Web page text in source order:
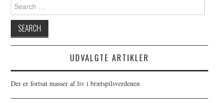
for:
UDVALGTE ARTIKLER
Der er fortsat masser af liv i brætspilsverdenen